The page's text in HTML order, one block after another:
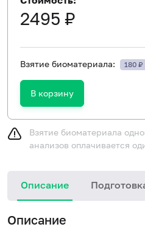
2495 ₽
Взятие биоматериала: 180 ₽
В корзину
Взятие биоматериала
анализов оплачивается
Описание
Описание